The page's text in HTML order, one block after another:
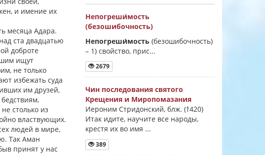
и имение их
месяца Адара.
ста двадцатью
доброте
ищут
не только
избежать суда
им друзей,
столько из
властвующих.
людей в мире,
Так Аман
принят у нас
Непогреши́мость
(безошибочность)
Непогреши́мость (безошибочность)
–1) свойство, прис...
2679
Чин последования святого
Крещения и Миропомазания
Иероним Стридонский, блж. (†420)
Итак идите, научите все народы,
крестя их во имя ...
389